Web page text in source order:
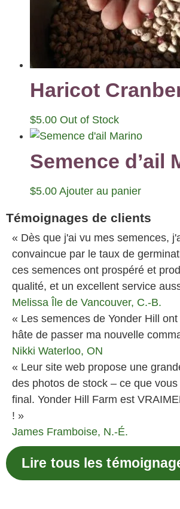
Haricot
$5.00 Out of Stock
Semence d’ail
$5.00 Ajouter au panier
Témoignages de clients
« Dès que j'ai vu mes semences,
convaincue par le taux de
ces semences ont prospéré et
qualité, et un excellent service
Melissa Île de Vancouver, C.-B.
« Les semences de Yonder Hill
hâte de passer ma nouvelle
Nikki Waterloo, ON
« Leur site web propose une
des photos de stock – ce que
final. Yonder Hill Farm est
! »
James Framboise, N.-É.
Lire tous les